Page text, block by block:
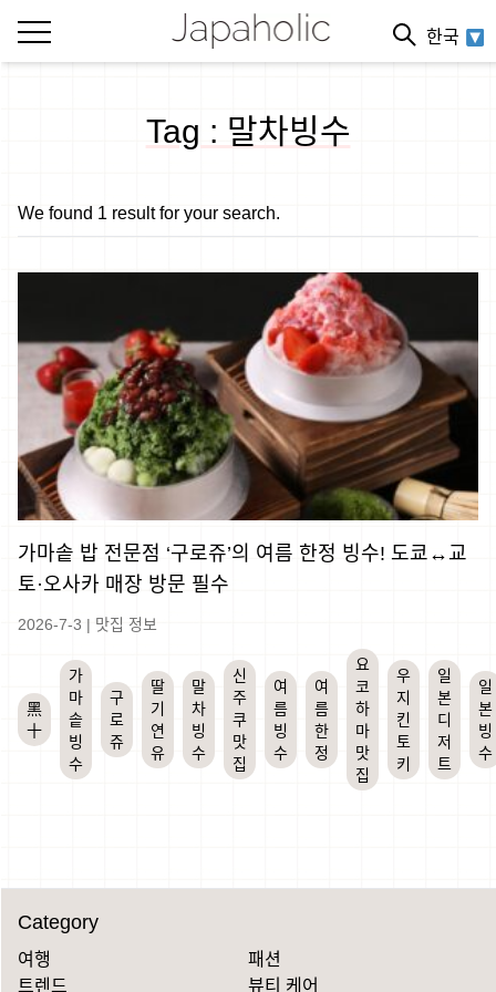
한국
Tag : 말차빙수
We found 1 result for your search.
가마솥 밥 전문점 ‘구로쥬’의 여름 한정 빙수! 도쿄↔교
토·오사카 매장 방문 필수
2026-7-3 | 맛집 정보
黑
十
가
마
솥
빙
수
구
로
쥬
딸
기
연
유
말
차
빙
수
신
주
쿠
맛
집
여
름
빙
수
여
름
한
정
요
코
하
마
맛
집
우
지
킨
토
키
일
본
디
저
트
일
본
빙
수
Category
여행
패션
트렌드
뷰티 케어